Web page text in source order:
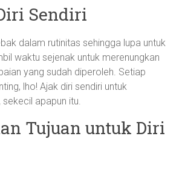
Sendiri
dalam rutinitas sehingga lupa untuk
waktu sejenak untuk merenungkan
yang sudah diperoleh. Setiap
lho! Ajak diri sendiri untuk
apapun itu.
Tujuan untuk Diri